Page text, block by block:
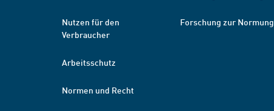
Nutzen für den
Verbraucher
Arbeitsschutz
Normen und Recht
Forschung zur Normung